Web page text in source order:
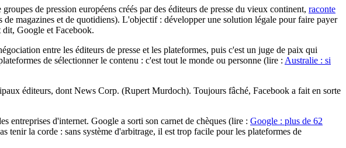
de pression européens créés par des éditeurs de presse du vieux continent, raconte
de magazines et de quotidiens). L'objectif : développer une solution légale pour faire payer
Google et Facebook.
entre les éditeurs de presse et les plateformes, puis c'est un juge de paix qui
de sélectionner le contenu : c'est tout le monde ou personne (lire : Australie : si
éditeurs, dont News Corp. (Rupert Murdoch). Toujours fâché, Facebook a fait en sorte
entreprises d'internet. Google a sorti son carnet de chèques (lire : Google : plus de 62
tenir la corde : sans système d'arbitrage, il est trop facile pour les plateformes de